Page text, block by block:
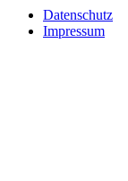
Datenschutz
Impressum